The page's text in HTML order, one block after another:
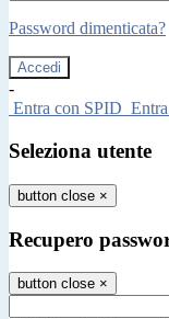
Password dimenticata?
-
Entra con SPID
Seleziona utente
button close ×
Recupero
button close ×